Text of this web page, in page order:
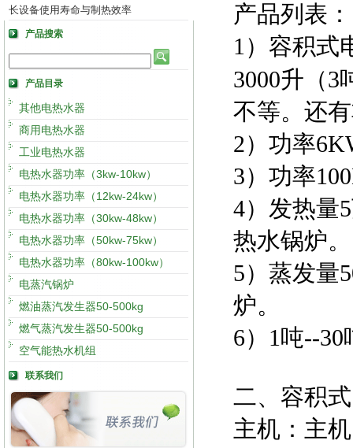
长设备使用寿命与制热效率
产品搜索
产品目录
其他电热水器
商用电热水器
工业电热水器
电热水器功率（3kw-10kw）
电热水器功率（12kw-24kw）
电热水器功率（30kw-48kw）
电热水器功率（50kw-75kw）
电热水器功率（80kw-100kw）
电蒸汽锅炉
燃油蒸汽发生器50-500kg
燃气蒸汽发生器50-500kg
空气能热水机组
联系我们
产品列表：
1）容积式
3000升（3
不等。还
2）功率
3）功率
4）发热量
热水锅炉。
5）蒸发量
炉。
6）1吨--
二、容积
主机：主